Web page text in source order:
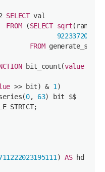
SELECT val
FROM (SELECT sqrt
FROM
bit_count(value
>> bit) & 1 )
0, 63) bit $$
STRICT;
) AS hd